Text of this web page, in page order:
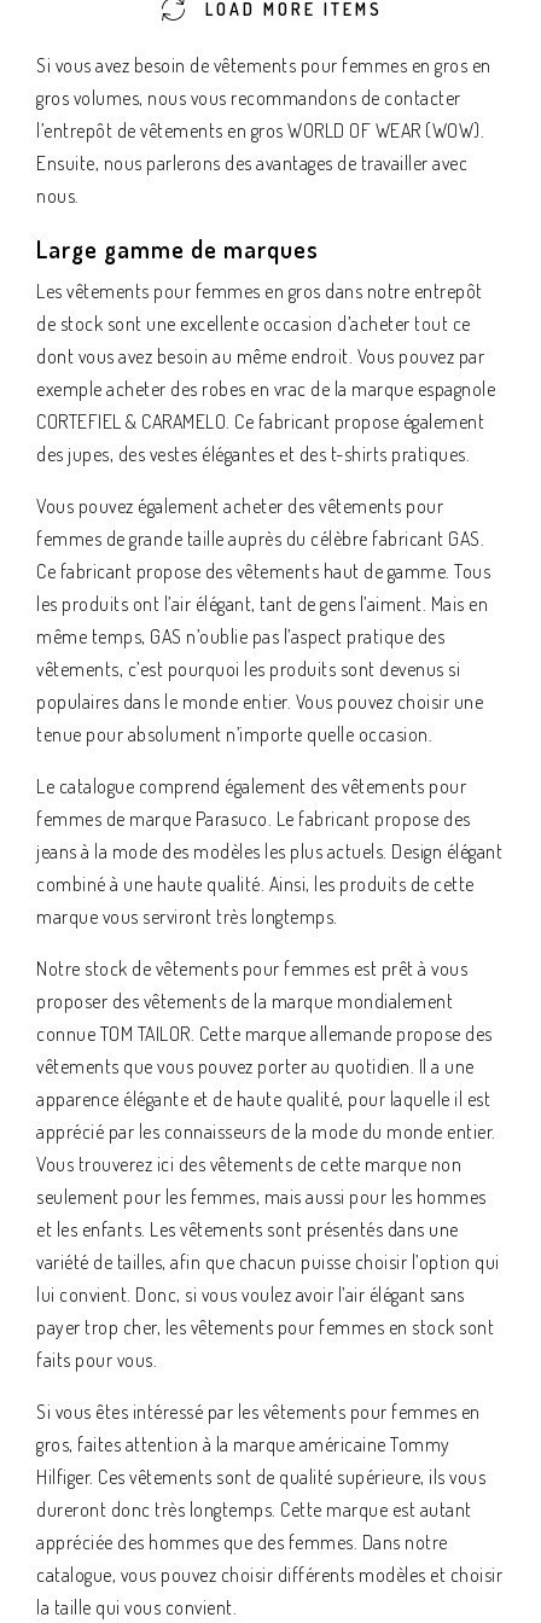
LOAD MORE ITEMS
Si vous avez besoin de vêtements pour femmes en gros en
gros volumes, nous vous recommandons de contacter
l’entrepôt de vêtements en gros WORLD OF WEAR (WOW).
Ensuite, nous parlerons des avantages de travailler avec
nous.
Large gamme de marques
Les vêtements pour femmes en gros dans notre entrepôt
de stock sont une excellente occasion d’acheter tout ce
dont vous avez besoin au même endroit. Vous pouvez par
exemple acheter des robes en vrac de la marque espagnole
CORTEFIEL & CARAMELO. Ce fabricant propose également
des jupes, des vestes élégantes et des t-shirts pratiques.
Vous pouvez également acheter des vêtements pour
femmes de grande taille auprès du célèbre fabricant GAS.
Ce fabricant propose des vêtements haut de gamme. Tous
les produits ont l’air élégant, tant de gens l’aiment. Mais en
même temps, GAS n’oublie pas l’aspect pratique des
vêtements, c’est pourquoi les produits sont devenus si
populaires dans le monde entier. Vous pouvez choisir une
tenue pour absolument n’importe quelle occasion.
Le catalogue comprend également des vêtements pour
femmes de marque Parasuco. Le fabricant propose des
jeans à la mode des modèles les plus actuels. Design élégant
combiné à une haute qualité. Ainsi, les produits de cette
marque vous serviront très longtemps.
Notre stock de vêtements pour femmes est prêt à vous
proposer des vêtements de la marque mondialement
connue TOM TAILOR. Cette marque allemande propose des
vêtements que vous pouvez porter au quotidien. Il a une
apparence élégante et de haute qualité, pour laquelle il est
apprécié par les connaisseurs de la mode du monde entier.
Vous trouverez ici des vêtements de cette marque non
seulement pour les femmes, mais aussi pour les hommes
et les enfants. Les vêtements sont présentés dans une
variété de tailles, afin que chacun puisse choisir l’option qui
lui convient. Donc, si vous voulez avoir l’air élégant sans
payer trop cher, les vêtements pour femmes en stock sont
faits pour vous.
Si vous êtes intéressé par les vêtements pour femmes en
gros, faites attention à la marque américaine Tommy
Hilfiger. Ces vêtements sont de qualité supérieure, ils vous
dureront donc très longtemps. Cette marque est autant
appréciée des hommes que des femmes. Dans notre
catalogue, vous pouvez choisir différents modèles et choisir
la taille qui vous convient.